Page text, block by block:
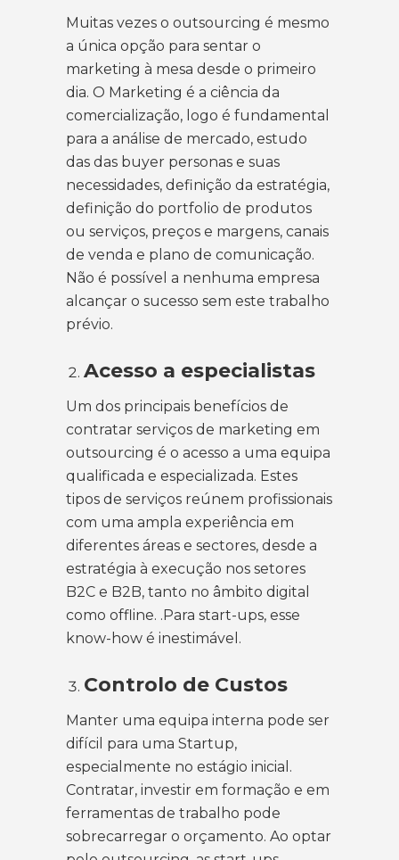
Muitas vezes o outsourcing é mesmo
a única opção para sentar o
marketing à mesa desde o primeiro
dia. O Marketing é a ciência da
comercialização, logo é fundamental
para a análise de mercado, estudo
das das buyer personas e suas
necessidades, definição da estratégia,
definição do portfolio de produtos
ou serviços, preços e margens, canais
de venda e plano de comunicação.
Não é possível a nenhuma empresa
alcançar o sucesso sem este trabalho
prévio.
Acesso a especialistas
Um dos principais benefícios de
contratar serviços de marketing em
outsourcing é o acesso a uma equipa
qualificada e especializada. Estes
tipos de serviços reúnem profissionais
com uma ampla experiência em
diferentes áreas e sectores, desde a
estratégia à execução nos setores
B2C e B2B, tanto no âmbito digital
como offline. .Para start-ups, esse
know-how é inestimável.
Controlo de Custos
Manter uma equipa interna pode ser
difícil para uma Startup,
especialmente no estágio inicial.
Contratar, investir em formação e em
ferramentas de trabalho pode
sobrecarregar o orçamento. Ao optar